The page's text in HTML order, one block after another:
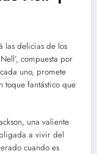
las delicias de los
compuesta por
uno, promete
toque fantástico que
una valiente
a vivir del
cuando es